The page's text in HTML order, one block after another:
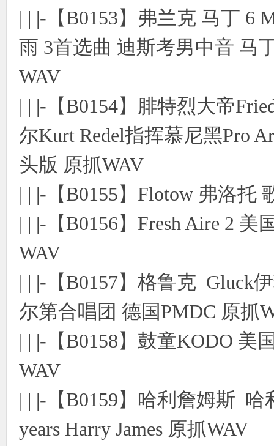
| | |-【B0153】弗兰克 马丁 6
雨 3首选曲 迪斯考男中音 马
WAV
| | |-【B0154】腓特烈大帝
尔Kurt Redel指挥慕尼黑Pro
头版 原抓WAV
| | |-【B0155】Flotow 弗洛托
| | |-【B0156】Fresh Aire 2
WAV
| | |-【B0157】格鲁克 Gluck
尔第合唱团 德国PMDC 原抓
| | |-【B0158】鼓童KODO 美
WAV
| | |-【B0159】哈利詹姆斯 哈
years Harry James 原抓WAV